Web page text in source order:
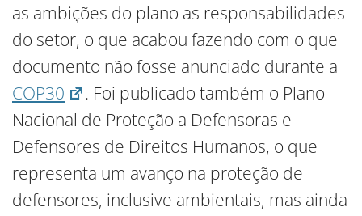
as ambições do plano as responsabilidades
do setor, o que acabou fazendo com o que
documento não fosse anunciado durante a
COP30
. Foi publicado também o Plano
Nacional de Proteção a Defensoras e
Defensores de Direitos Humanos, o que
representa um avanço na proteção de
defensores, inclusive ambientais, mas ainda